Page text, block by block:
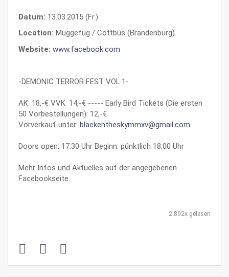
Datum: 13.03.2015 (Fr.)
Location: Muggefug / Cottbus (Brandenburg)
Website: www.facebook.com
-DEMONIC TERROR FEST VOL.1-
AK: 18,-€ VVK: 14,-€ ----- Early Bird Tickets (Die ersten
50 Vorbestellungen): 12,-€
Vorverkauf unter: blackentheskymmxv@gmail.com
Doors open: 17.30 Uhr Beginn: pünktlich 18.00 Uhr
Mehr Infos und Aktuelles auf der angegebenen
Facebookseite.
2.892x gelesen